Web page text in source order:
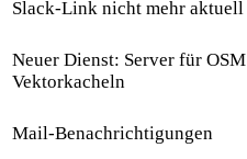
Slack-Link nicht mehr aktuell
Neuer Dienst: Server für OSM
Vektorkacheln
Mail-Benachrichtigungen